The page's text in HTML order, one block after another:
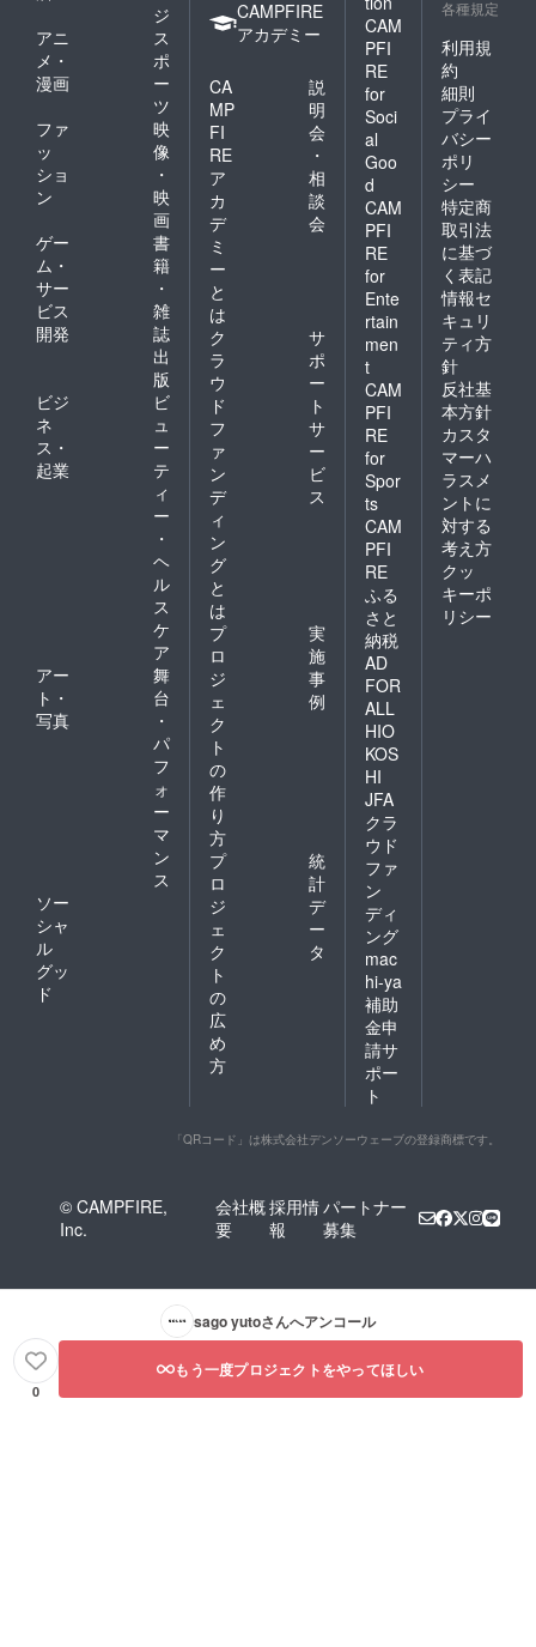
ジ
アニ
メ・
漫画
ス
ポ
ー
ツ
ファ
ッ
ショ
ン
映
像
・
映
画
ゲー
ム・
サー
ビス
開発
書
籍
・
雑
誌
出
版
ビジ
ネ
ス・
起業
ビ
ュ
ー
テ
ィ
ー
・
ヘ
ル
ス
ケ
ア
アー
ト・
写真
舞
台
・
パ
フ
ォ
ー
マ
ン
ス
ソー
シャ
ル
グッ
ド
CAMPFIRE
アカデミー
CA
MP
FI
RE
ア
カ
デ
ミ
ー
と
は
説
明
会
・
相
談
会
ク
ラ
ウ
ド
フ
ァ
ン
デ
ィ
ン
グ
と
は
サ
ポ
ー
ト
サ
ー
ビ
ス
プ
ロ
ジ
ェ
ク
ト
の
作
り
方
実
施
事
例
プ
ロ
ジ
ェ
ク
ト
の
広
め
方
統
計
デ
ー
タ
CAM
PFI
RE
for
Soci
al
Goo
d
CAM
PFI
RE
for
Ente
rtain
men
t
CAM
PFI
RE
for
Spor
ts
CAM
PFI
RE
ふる
さと
納税
AD
FOR
ALL
HIO
KOS
HI
JFA
クラ
ウド
ファ
ン
ディ
ング
mac
hi-ya
補助
金申
請サ
ポー
ト
各種規定
利用規
約
細則
プライ
バシー
ポリ
シー
特定商
取引法
に基づ
く表記
情報セ
キュリ
ティ方
針
反社基
本方針
カスタ
マーハ
ラスメ
ントに
対する
考え方
クッ
キーポ
リシー
「QRコード」は株式会社デンソーウェーブの登録商標です。
© CAMPFIRE,
Inc.
会社概
要
採用情
報
パートナー
募集
sago yutoさんへアンコール
0
もう一度プロジェクトをやってほしい